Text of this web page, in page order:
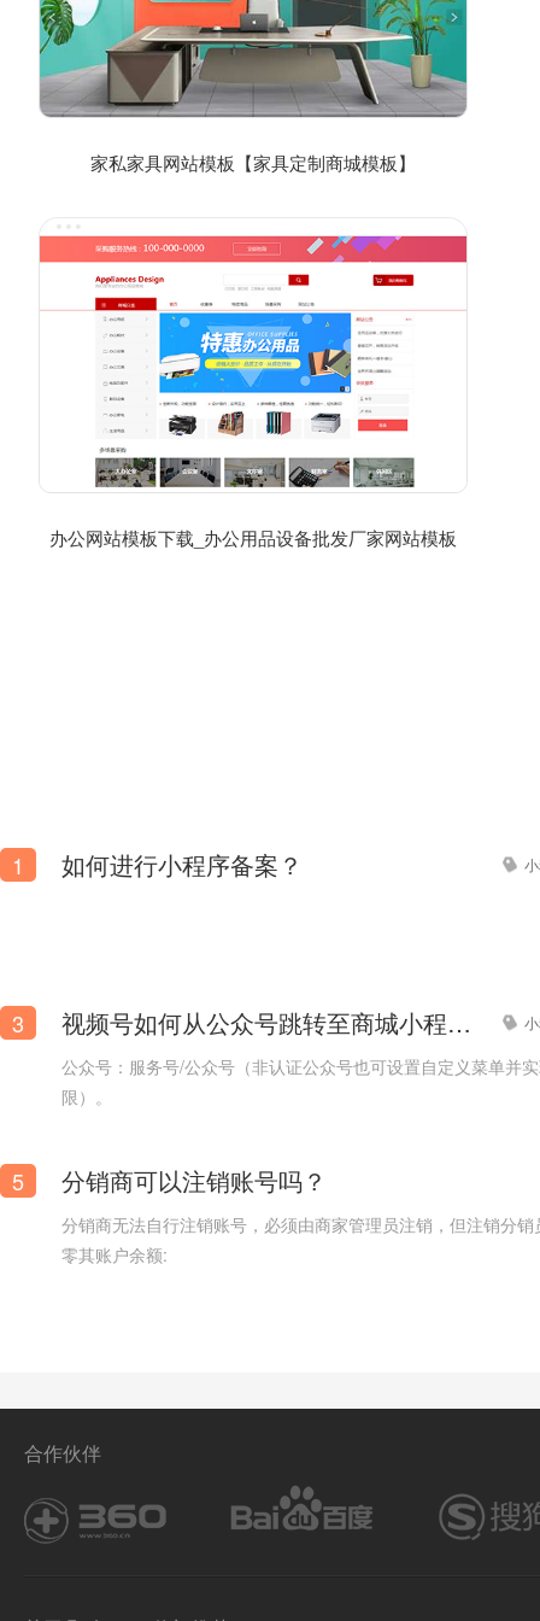
家私家具网站模板【家具定制商城模板】
办公网站模板下载_办公用品设备批发厂家网站模板
1 如何进行小程序备案？
3 视频号如何从公众号跳转至商城小程序？
公众号：服务号/公众号（非认证公众号也可设置自定义菜单并
限）。
5 分销商可以注销账号吗？
分销商无法自行注销账号，必须由商家管理员注销，但注销分销
零其账户余额:
合作伙伴